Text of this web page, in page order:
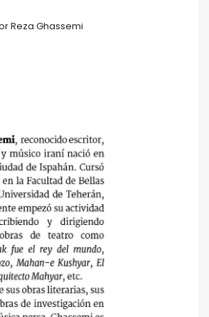
Reza Ghassemi